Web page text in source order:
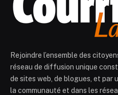
Rejoindre l’ensemble des
réseau de diffusion unique
de sites web, de blogues, et par
la communauté et dans les